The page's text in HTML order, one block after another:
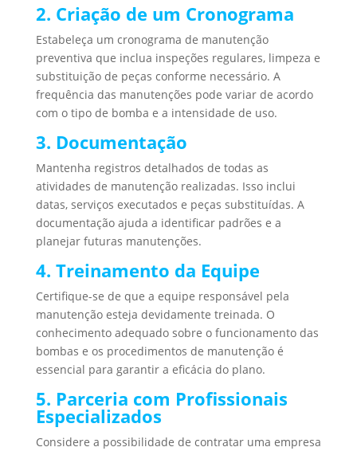
2. Criação de um Cronograma
Estabeleça um cronograma de manutenção
preventiva que inclua inspeções regulares, limpeza e
substituição de peças conforme necessário. A
frequência das manutenções pode variar de acordo
com o tipo de bomba e a intensidade de uso.
3. Documentação
Mantenha registros detalhados de todas as
atividades de manutenção realizadas. Isso inclui
datas, serviços executados e peças substituídas. A
documentação ajuda a identificar padrões e a
planejar futuras manutenções.
4. Treinamento da Equipe
Certifique-se de que a equipe responsável pela
manutenção esteja devidamente treinada. O
conhecimento adequado sobre o funcionamento das
bombas e os procedimentos de manutenção é
essencial para garantir a eficácia do plano.
5. Parceria com Profissionais
Especializados
Considere a possibilidade de contratar uma empresa